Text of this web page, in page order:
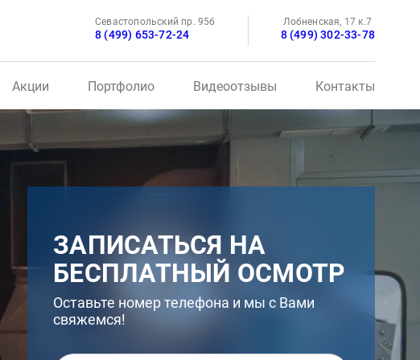
Севастопольский пр. 95б
8 (499) 653-72-24
Лобненская, 17 к.7
8 (499) 302-33-78
Акции Портфолио Видеоотзывы Контакты
ЗАПИСАТЬСЯ НА
БЕСПЛАТНЫЙ ОСМОТР
Оставьте номер телефона и мы с Вами
свяжемся!